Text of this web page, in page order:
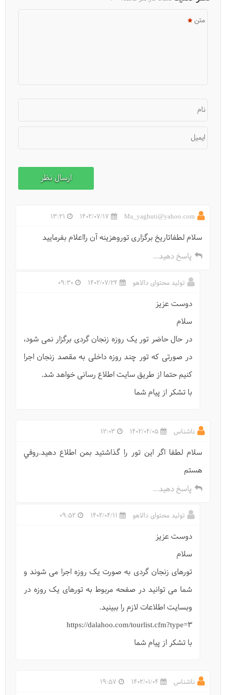
«کتله‌خور» به فهرست طولانی‌ترین غارهای جهان اضافه می‌شود
متن
نام
ایمیل
Ma_yaghuti@yahoo.com
1402/07/17
13:21
سلام لطفاتاریخ برگزاری توروهزینه آن رااعلام بفرمایید
پاسخ دهید...
تولید محتوای دالاهو 1402/07/24
09:30
دوست عزیز
سلام
در حال حاضر تور یک روزه زنجان گردی برگزار نمی شود،
در صورتی که تور چند روزه داخلی به مقصد زنجان اجرا
کنیم حتما از طریق سایت اطلاع رسانی خواهد شد.
با تشکر از پیام شما
ناشناس 1402/04/05
12:03
سلام لطفا اگر اين تور را گذاشتيد بمن اطلاع دهيد.روفي
هستم
پاسخ دهید...
تولید محتوای دالاهو 1402/04/11
09:52
دوست عزیز
سلام
تورهای زنجان گردی به صورت یک روزه اجرا می شوند و
شما می توانید در صفحه مربوط به تورهای یک روزه در
وبسایت اطلاعات لازم را ببینید.
https://dalahoo.com/tourlist.cfm?type=3
با تشکر از پیام شما
ناشناس 1402/01/04
19:57